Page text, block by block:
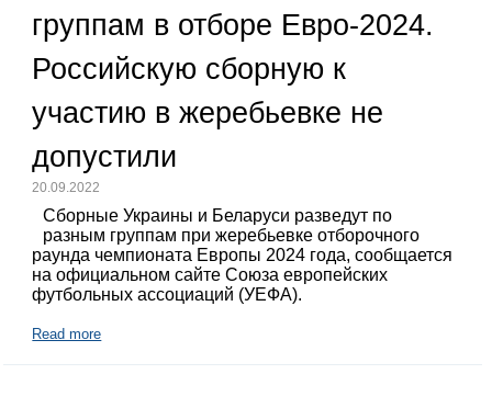
группам в отборе Евро-2024.
Российскую сборную к
участию в жеребьевке не
допустили
20.09.2022
Сборные Украины и Беларуси разведут по
разным группам при жеребьевке отборочного
раунда чемпионата Европы 2024 года, сообщается
на официальном сайте Союза европейских
футбольных ассоциаций (УЕФА).
Read more